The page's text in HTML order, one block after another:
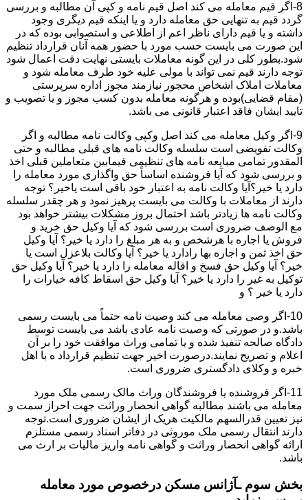
8-اگر قیم معامله می کند اصل قیم نامه و کپی آن مطالبه و بررسی
گردد قیم به تنهایی حق معامله دارد و یا اینکه قیم دیگری وجود
داشته و یا قیم دارای ناظر اعم از اطلاعی و استصوابی بوده که در
این صورت می بایست حسب مورد با حضور همه آنان قرارداد تنظیم
شود.بطور کلی در این گونه معاملات بایستی نهایت دقت اعمال شود
توجه دارند قیم نمی تواند با مولی علیه خود طرف معامله شود و
معاملات املاک اشخاص محجور نیازمند مجوز اداره سرپرستی
(مقام قضایی)بوده و هرگونه معامله بدون کسب مجوز و یا تصویب و
تایید ایشان فاقد اعتبار قانونی می باشد.
9-اگر وکیل معامله می کند اصل وکپی وکالت نامه مطالبه و اگر
وکالت تفویضی است سلسله وکالت نامه های قبلی مطالبه و حتی
المقدور تمامی مبایعه نامه های تنظیمی فیمابین متعاملین قبلی اخذ
و بررسی شود که آیا فروشنده اساساً حق واگذاری مورد معامله را
دارد یا خیر؟آیا وکالت نامه به اعتبار خود باقی است یاخیر؟ توجه
دارند از معاملات با وکالت می بایست پرهیز نمود و هر چقدر سلسله
وکالت نامه ها زیادتر باشد احتمال بروز مشکلات بیشتر خواهد بود
مع الوصف ضروری است بررسی شود که آیا وکیل حق خرید و
فروش یا اجاره با هرشخص و به هر مبلغ را دارد یا خیر؟ آیا وکیل
حق اخذ ثمن و اجاره بها رادارد یا خیر؟ آیا وکالت بلاعزل است یا
خیر؟ آیا وکیل حق فسخ و اقاله معامله را دارد یا خیر؟ آیا وکیل حق
توکیل به غیر را دارد یا خیر؟ آیا وکیل حق اسقاط کافه خیارات را
دارد یا خیر ؟ و
10-اگر وصی معامله می کند وصیت نامه حتماً می بایست رسمی
باشد.و در صورتی که وصیت نامه عادی باشد می بایست توسط
دادگاه صالحه تنفیذ شده و یا تمامی وراث موافقت خود را بر آن
اعلام و تصریح نمایند.درصورت اخیر جهت تنظیم قرارداد ه با اهل
خبره و وکلای دادگستری ضروری است.
11-اگر فروشنده یا فروشندگان وراث مالک رسمی ملک مورد
معامله می باشند مطالبه گواهی انحصار وراثت جهت احراز سمت و
نیز تعیین قدرالسهم مالکیت هریک از ایشان ضروری است.توجه
دارند انتقال رسمی ملک موروثی در دفاتر اسناد رسمی مستلزم
ارائه گواهی انحصار وراثت و گواهی نامه واریز مالیات بر ارث می
باشد.
بخش سوم ـآژانس مسکن درخصوص مورد معامله